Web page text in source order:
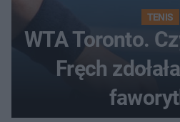
TENIS
WTA Toronto.
Fręch